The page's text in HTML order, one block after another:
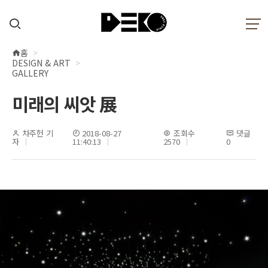
현
재
치
홈
DESIGN & ART
GALLERY
미래의 씨앗 展
차주헌 기
자
2018-08-27
11:40:13
조회수
2570
댓글
0